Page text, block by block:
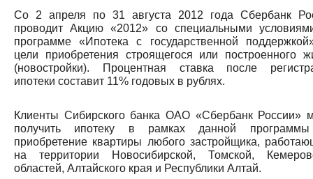
Со 2 апреля по 31 августа 2012 года Сбербанк
проводит Акцию «2012» со специальными
программе «Ипотека с государственной
цели приобретения строящегося или построенного
(новостройки). Процентная ставка после
ипотеки составит 11% годовых в рублях.
Клиенты Сибирского банка ОАО «Сбербанк России»
получить ипотеку в рамках данной
приобретение квартиры любого застройщика,
на территории Новосибирской, Томской,
областей, Алтайского края и Республики Алтай.